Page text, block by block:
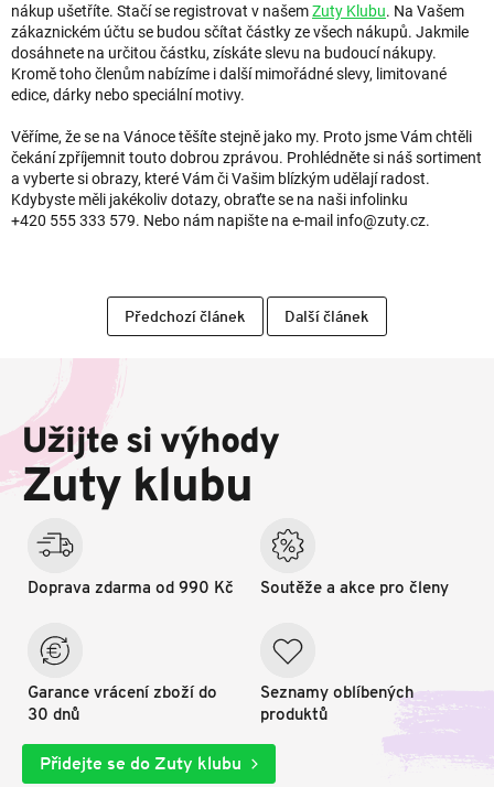
nákup ušetříte. Stačí se registrovat v našemZuty Klubu. Na Vašem
zákaznickém účtu se budou sčítat částky ze všech nákupů. Jakmile
dosáhnete na určitou částku, získáte slevu na budoucí nákupy.
Kromě toho členům nabízíme i další mimořádné slevy, limitované
edice, dárky nebo speciální motivy.
Věříme, že se na Vánoce těšíte stejně jako my. Proto jsme Vám chtěli
čekání zpříjemnit touto dobrou zprávou. Prohlédněte si náš sortiment
a vyberte si obrazy, které Vám či Vašim blízkým udělají radost.
Kdybyste měli jakékoliv dotazy, obraťte se na naši infolinku
+420 555 333 579. Nebo nám napište na e-mail info@zuty.cz.
Předchozí článek Další článek
a
í
Užijte si výhody
Zuty klubu
Doprava zdarma od 990 Kč
Garance vrácení zboží do
30 dnů
Soutěže a akce pro členy
Seznamy oblíbených
produktů
Přidejte se do Zuty klubu